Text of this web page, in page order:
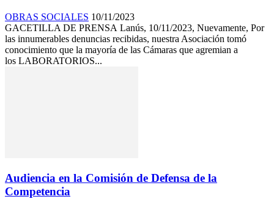
OBRAS SOCIALES 10/11/2023
GACETILLA DE PRENSA Lanús, 10/11/2023, Nuevamente, Por
las innumerables denuncias recibidas, nuestra Asociación tomó
conocimiento que la mayoría de las Cámaras que agremian a
los LABORATORIOS...
Audiencia en la Comisión de Defensa de la
Competencia